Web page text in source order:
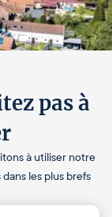
pas à
à utiliser notre
les plus brefs